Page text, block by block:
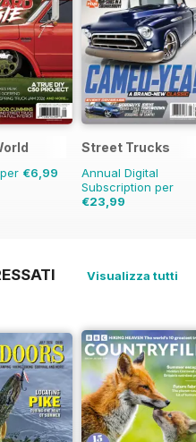
€6,99
Street Trucks
Annual Digital
Subscription per
€23,99
Visualizza tutti